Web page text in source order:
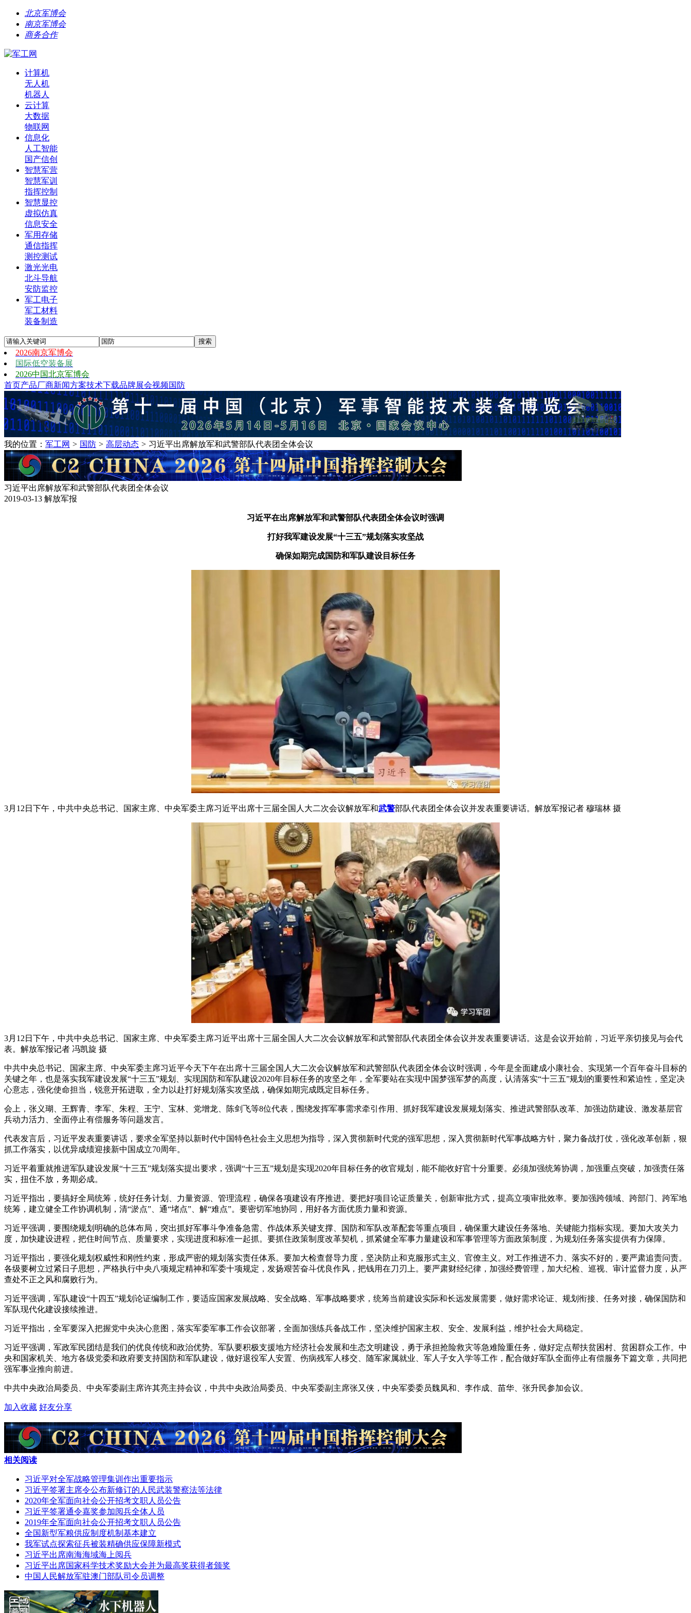
北京军博会
南京军博会
商务合作
计算机
无人机
机器人
云计算
大数据
物联网
信息化
人工智能
国产信创
智慧军营
智慧军训
指挥控制
智慧显控
虚拟仿真
信息安全
军用存储
通信指挥
测控测试
激光光电
北斗导航
安防监控
军工电子
军工材料
装备制造
2026南京军博会
国际低空装备展
2026中国北京军博会
首页产品厂商新闻方案技术下载品牌展会视频国防
我的位置： 军工网 > 国防 > 高层动态 > 习近平出席解放军和武警部队代表团全体会议
习近平出席解放军和武警部队代表团全体会议
2019-03-13 解放军报
习近平在出席解放军和武警部队代表团全体会议时强调
打好我军建设发展“十三五”规划落实攻坚战
确保如期完成国防和军队建设目标任务
3月12日下午，中共中央总书记、国家主席、中央军委主席习近平出席十三届全国人大二次会议解放军和武警部队代表团全体会议并发表重要讲话。解放军报记者 穆瑞林 摄
3月12日下午，中共中央总书记、国家主席、中央军委主席习近平出席十三届全国人大二次会议解放军和武警部队代表团全体会议并发表重要讲话。这是会议开始前，习近平亲切接见与会代
表。解放军报记者 冯凯旋 摄
中共中央总书记、国家主席、中央军委主席习近平今天下午在出席十三届全国人大二次会议解放军和武警部队代表团全体会议时强调，今年是全面建成小康社会、实现第一个百年奋斗目标的
关键之年，也是落实我军建设发展“十三五”规划、实现国防和军队建设2020年目标任务的攻坚之年，全军要站在实现中国梦强军梦的高度，认清落实“十三五”规划的重要性和紧迫性，坚定决
心意志，强化使命担当，锐意开拓进取，全力以赴打好规划落实攻坚战，确保如期完成既定目标任务。
会上，张义瑚、王辉青、李军、朱程、王宁、宝林、党增龙、陈剑飞等8位代表，围绕发挥军事需求牵引作用、抓好我军建设发展规划落实、推进武警部队改革、加强边防建设、激发基层官
兵动力活力、全面停止有偿服务等问题发言。
代表发言后，习近平发表重要讲话，要求全军坚持以新时代中国特色社会主义思想为指导，深入贯彻新时代党的强军思想，深入贯彻新时代军事战略方针，聚力备战打仗，强化改革创新，狠
抓工作落实，以优异成绩迎接新中国成立70周年。
习近平着重就推进军队建设发展“十三五”规划落实提出要求，强调“十三五”规划是实现2020年目标任务的收官规划，能不能收好官十分重要。必须加强统筹协调，加强重点突破，加强责任落
实，扭住不放，务期必成。
习近平指出，要搞好全局统筹，统好任务计划、力量资源、管理流程，确保各项建设有序推进。要把好项目论证质量关，创新审批方式，提高立项审批效率。要加强跨领域、跨部门、跨军地
统筹，建立健全工作协调机制，清“淤点”、通“堵点”、解“难点”。要密切军地协同，用好各方面优质力量和资源。
习近平强调，要围绕规划明确的总体布局，突出抓好军事斗争准备急需、作战体系关键支撑、国防和军队改革配套等重点项目，确保重大建设任务落地、关键能力指标实现。要加大攻关力
度，加快建设进程，把住时间节点、质量要求，实现进度和标准一起抓。要抓住政策制度改革契机，抓紧健全军事力量建设和军事管理等方面政策制度，为规划任务落实提供有力保障。
习近平指出，要强化规划权威性和刚性约束，形成严密的规划落实责任体系。要加大检查督导力度，坚决防止和克服形式主义、官僚主义。对工作推进不力、落实不好的，要严肃追责问责。
各级要树立过紧日子思想，严格执行中央八项规定精神和军委十项规定，发扬艰苦奋斗优良作风，把钱用在刀刃上。要严肃财经纪律，加强经费管理，加大纪检、巡视、审计监督力度，从严
查处不正之风和腐败行为。
习近平强调，军队建设“十四五”规划论证编制工作，要适应国家发展战略、安全战略、军事战略要求，统筹当前建设实际和长远发展需要，做好需求论证、规划衔接、任务对接，确保国防和
军队现代化建设接续推进。
习近平指出，全军要深入把握党中央决心意图，落实军委军事工作会议部署，全面加强练兵备战工作，坚决维护国家主权、安全、发展利益，维护社会大局稳定。
习近平强调，军政军民团结是我们的优良传统和政治优势。军队要积极支援地方经济社会发展和生态文明建设，勇于承担抢险救灾等急难险重任务，做好定点帮扶贫困村、贫困群众工作。中
央和国家机关、地方各级党委和政府要支持国防和军队建设，做好退役军人安置、伤病残军人移交、随军家属就业、军人子女入学等工作，配合做好军队全面停止有偿服务下篇文章，共同把
强军事业推向前进。
中共中央政治局委员、中央军委副主席许其亮主持会议，中共中央政治局委员、中央军委副主席张又侠，中央军委委员魏凤和、李作成、苗华、张升民参加会议。
加入收藏 好友分享
相关阅读
习近平对全军战略管理集训作出重要指示
习近平签署主席令公布新修订的人民武装警察法等法律
2020年全军面向社会公开招考文职人员公告
习近平签署通令嘉奖参加阅兵全体人员
2019年全军面向社会公开招考文职人员公告
全国新型军粮供应制度机制基本建立
我军试点探索征兵被装精确供应保障新模式
习近平出席南海海域海上阅兵
习近平出席国家科学技术奖励大会并为最高奖获得者颁奖
中国人民解放军驻澳门部队司令员调整